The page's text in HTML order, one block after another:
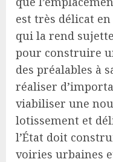
est très délicat
qui la rend
pour construire
des préalables à
réaliser
viabiliser une
lotissement et
l’État doit
voiries urbaines